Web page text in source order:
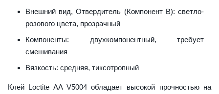
Внешний вид, Отвердитель (Компонент B): светло-
розового цвета, прозрачный
Компоненты: двухкомпонентный, требует
смешивания
Вязкость: средняя, тиксотропный
Клей Loctite AA V5004 обладает высокой прочностью на